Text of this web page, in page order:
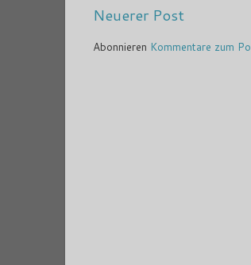
Neuerer Post
Abonnieren Kommentare zum